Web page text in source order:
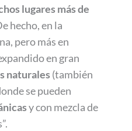
lugares más de
hecho, en la
pero más en
en gran
naturales (también
se pueden
y con mezcla de